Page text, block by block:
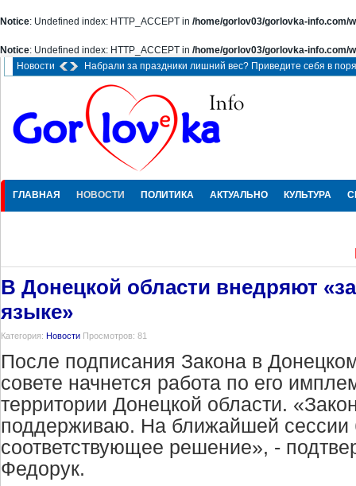
Notice: Undefined index: HTTP_ACCEPT in /home/gorlov03/gorlovka-info.com/
Notice: Undefined index: HTTP_ACCEPT in /home/gorlov03/gorlovka-info.com/
Новости
Набрали за праздники лишний вес? Приведите себя в
ГЛАВНАЯ НОВОСТИ ПОЛИТИКА АКТУАЛЬНО КУЛЬТУРА
В Донецкой области внедряют
языке»
Категория: Новости Просмотров: 81
После подписания Закона в
совете начнется работа по его
территории Донецкой области.
поддерживаю. На ближайшей сессии
соответствующее решение», -
Федорук.